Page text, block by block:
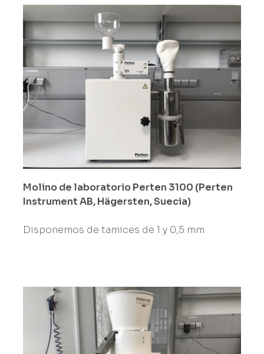
Molino de laboratorio Perten 3100 (Perten
Instrument AB,Hägersten, Suecia)
Disponemos de tamices de 1 y 0,5 mm